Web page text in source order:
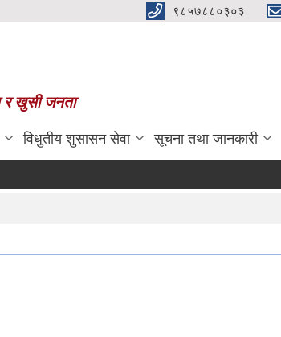
९८५७८८०३०३
र खुसी जनता
विधुतीय शुसासन सेवा सूचना तथा जानकारी